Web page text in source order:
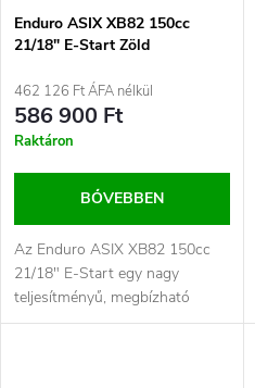
Enduro ASIX XB82 150cc
21/18" E-Start Zöld
462 126 Ft ÁFA nélkül
586 900 Ft
Raktáron
BŐVEBBEN
Az Enduro ASIX XB82 150cc
21/18" E-Start egy nagy
teljesítményű, megbízható
terepmotor, amelyet azoknak